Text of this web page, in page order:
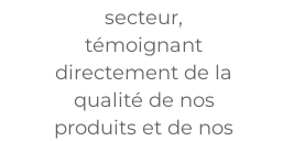
secteur,
témoignant
directement de la
qualité de nos
produits et de nos